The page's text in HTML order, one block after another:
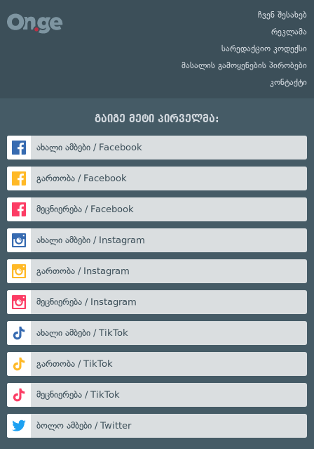
ჩვენ შესახებ
რეკლამა
სარედაქციო კოდექსი
მასალის გამოყენების პირობები
კონტაქტი
გაიგე მეტი პირველმა:
ახალი ამბები / Facebook
გართობა / Facebook
მეცნიერება / Facebook
ახალი ამბები / Instagram
გართობა / Instagram
მეცნიერება / Instagram
ახალი ამბები / TikTok
გართობა / TikTok
მეცნიერება / TikTok
ბოლო ამბები / Twitter